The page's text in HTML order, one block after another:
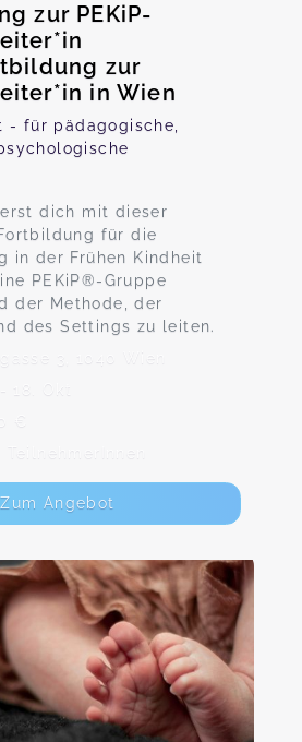
zur PEKiP-
zur
in Wien
- für pädagogische,
dich mit dieser
für die
in der Frühen Kindheit
PEKiP®-Gruppe
der Methode, der
des Settings zu leiten.
3, 1040 Wien
18. Okt
€
TeilnehmerInnen
Zum Angebot